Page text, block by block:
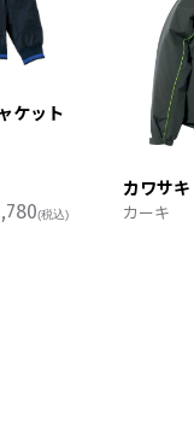
ケット
(税込)
カワサ
カーキ